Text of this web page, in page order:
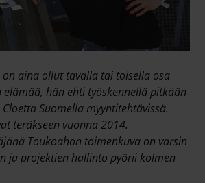
on aina ollut tavalla tai toisella osa
elämää, hän ehti työskennellä pitkään
Suomella myyntitehtävissä.
teräkseen vuonna 2014.
Toukoahon toimenkuva on varsin
ja projektien hallinto pyörii kolmen